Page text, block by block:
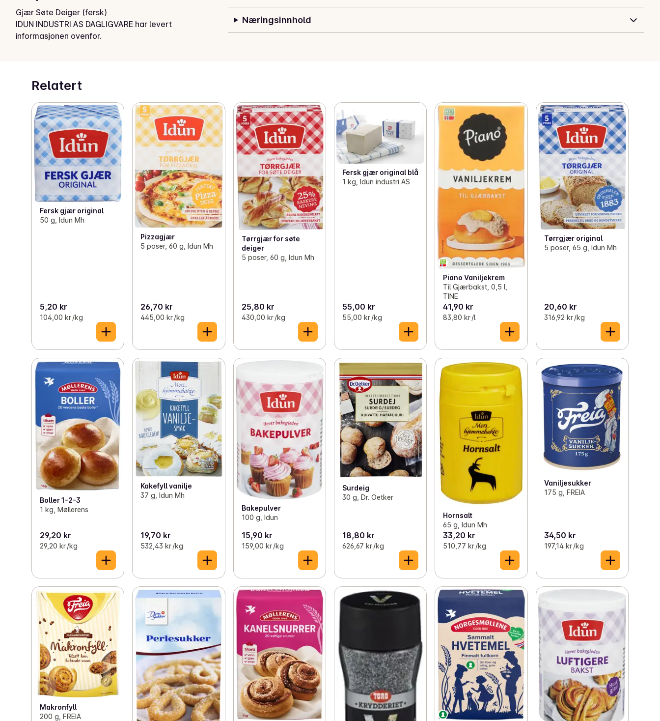
Gjær Søte Deiger (fersk)
IDUN INDUSTRI AS DAGLIGVARE har levert
informasjonen ovenfor.
Næringsinnhold
Relatert
Fersk gjær original
50 g, Idun Mh
5,20 kr
104,00 kr /kg
Pizzagjær
5 poser, 60 g, Idun Mh
26,70 kr
445,00 kr /kg
Tørrgjær for søte
deiger
5 poser, 60 g, Idun Mh
25,80 kr
430,00 kr /kg
Fersk gjær original blå
1 kg, Idun industri AS
55,00 kr
55,00 kr /kg
Piano Vaniljekrem
Til Gjærbakst, 0,5 l,
TINE
41,90 kr
83,80 kr /l
Tørrgjær original
5 poser, 65 g, Idun Mh
20,60 kr
316,92 kr /kg
Boller 1-2-3
1 kg, Møllerens
29,20 kr
29,20 kr /kg
Kakefyll vanilje
37 g, Idun Mh
19,70 kr
532,43 kr /kg
Bakepulver
100 g, Idun
15,90 kr
159,00 kr /kg
Surdeig
30 g, Dr. Oetker
18,80 kr
626,67 kr /kg
Hornsalt
65 g, Idun Mh
33,20 kr
510,77 kr /kg
Vaniljesukker
175 g, FREIA
34,50 kr
197,14 kr /kg
Makronfyll
200 g, FREIA